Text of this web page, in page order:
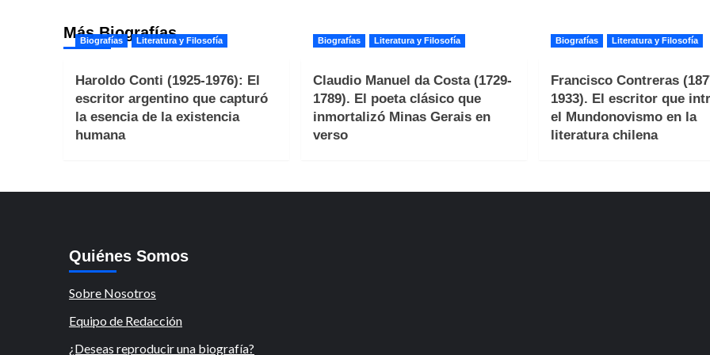
Más Biografías
Biografías Literatura y Filosofía
Haroldo Conti (1925-1976): El
escritor argentino que capturó
la esencia de la existencia
humana
Biografías Literatura y Filosofía
Claudio Manuel da Costa (1729-
1789). El poeta clásico que
inmortalizó Minas Gerais en
verso
Biografías Literatura y Filosofía
Francisco Contreras
1933). El escritor que
el Mundonovismo en la
literatura chilena
Quiénes Somos
Sobre Nosotros
Equipo de Redacción
¿Deseas reproducir una biografía?